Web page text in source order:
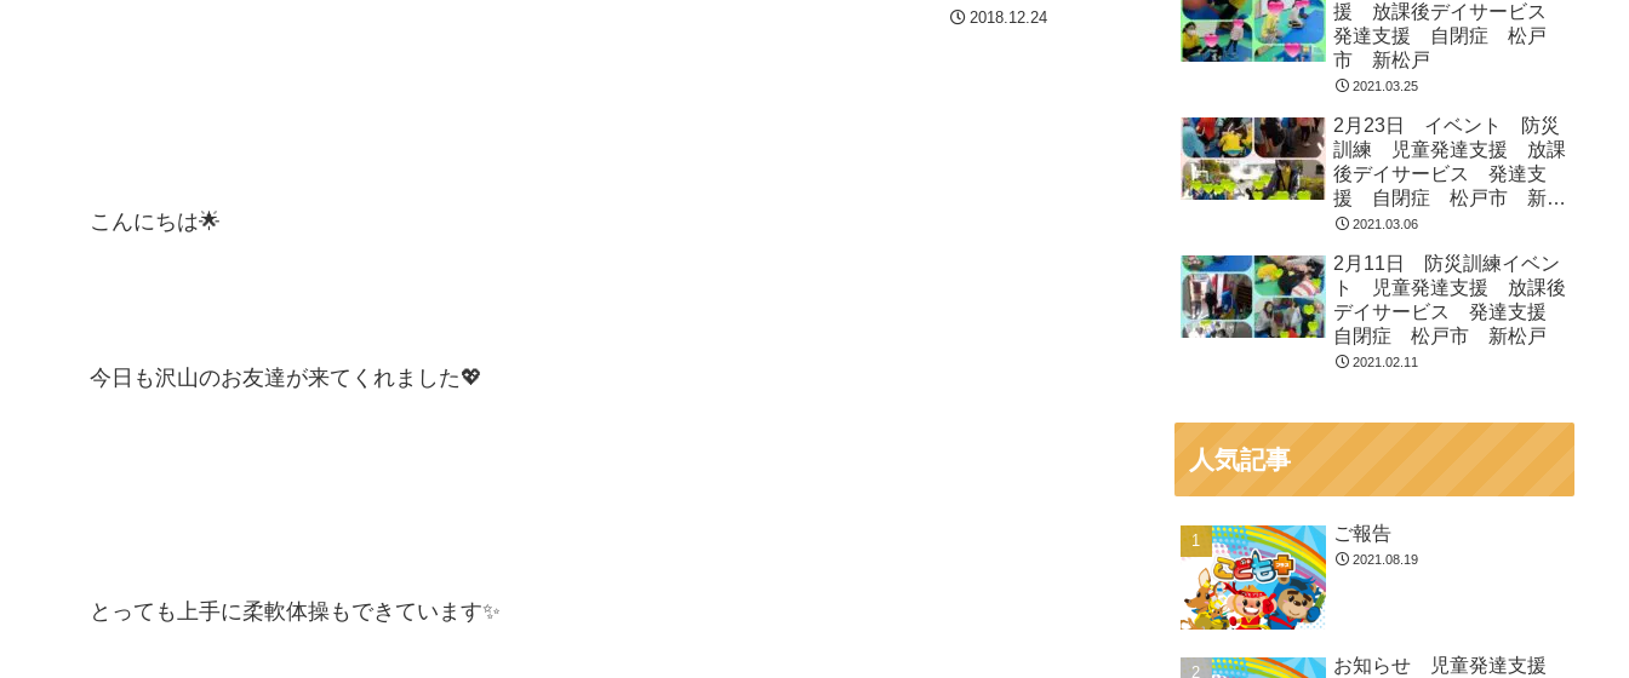
2018.12.24
こんにちは🌟
今日も沢山のお友達が来てくれました💖
とっても上手に柔軟体操もできています✨
援 放課後デイサービス
発達支援 自閉症 松戸
市 新松戸
2021.03.25
2月23日 イベント 防災
訓練 児童発達支援 放課
後デイサービス 発達支
援 自閉症 松戸市 新松
戸 2021.03.06
2月11日 防災訓練イベン
ト 児童発達支援 放課後
デイサービス 発達支援
自閉症 松戸市 新松戸
2021.02.11
人気記事
ご報告
2021.08.19
お知らせ 児童発達支援